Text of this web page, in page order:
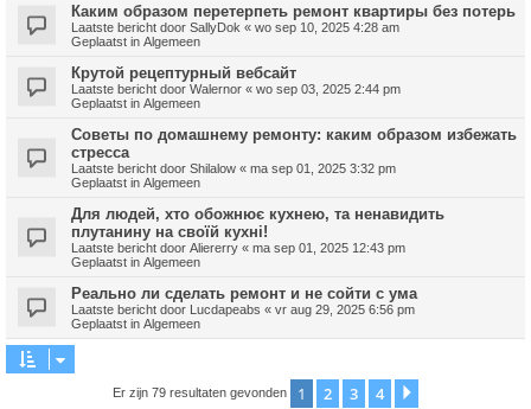
Каким образом перетерпеть ремонт квартиры без потерь
Laatste bericht door SallyDok « wo sep 10, 2025 4:28 am
Geplaatst in Algemeen
Крутой рецептурный вебсайт
Laatste bericht door Walernor « wo sep 03, 2025 2:44 pm
Geplaatst in Algemeen
Советы по домашнему ремонту: каким образом избежать
стресса
Laatste bericht door Shilalow « ma sep 01, 2025 3:32 pm
Geplaatst in Algemeen
Для людей, хто обожнює кухнею, та ненавидить
плутанину на своїй кухні!
Laatste bericht door Aliererry « ma sep 01, 2025 12:43 pm
Geplaatst in Algemeen
Реально ли сделать ремонт и не сойти с ума
Laatste bericht door Lucdapeabs « vr aug 29, 2025 6:56 pm
Geplaatst in Algemeen
Er zijn 79 resultaten gevonden 1 2 3 4